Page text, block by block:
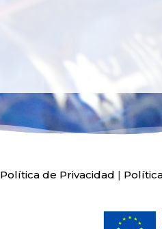
Política de Privacidad |